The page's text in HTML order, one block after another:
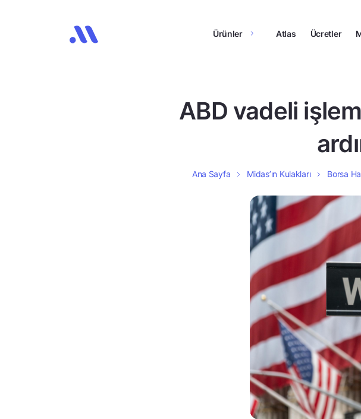
Ürünler Atlas Ücretler
ABD vadeli
Ana Sayfa Midas’ın Kulakları Borsa